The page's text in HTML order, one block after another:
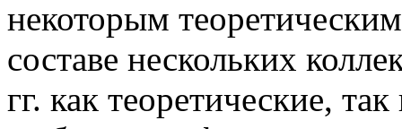
некоторым
составе нескольких
гг. как теоретические,